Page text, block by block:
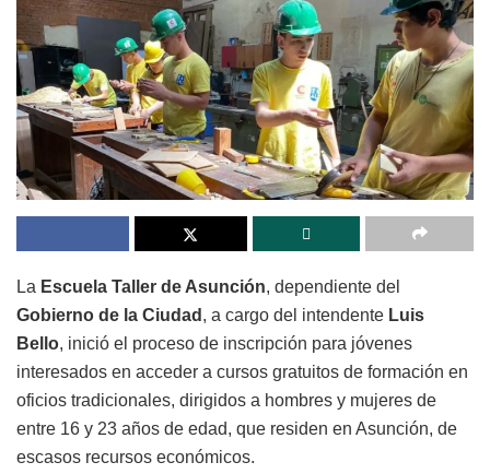
La Escuela Taller de Asunción, dependiente del
Gobierno de la Ciudad , a cargo del intendente Luis
Bello, inició el proceso de inscripción para jóvenes
interesados en acceder a cursos gratuitos de formación en
oficios tradicionales, dirigidos a hombres y mujeres de
entre 16 y 23 años de edad, que residen en Asunción, de
escasos recursos económicos.